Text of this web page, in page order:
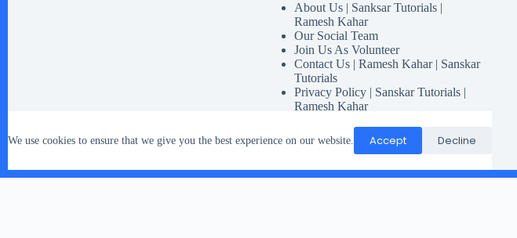
We use cookies to ensure that we give you the best experience on our website. Accept Decline
About Us | Sanksar Tutorials |
Ramesh Kahar
Our Social Team
Join Us As Volunteer
Contact Us | Ramesh Kahar | Sanskar
Tutorials
Privacy Policy | Sanskar Tutorials |
Ramesh Kahar
Our Social Responsibility
Terms And Conditions